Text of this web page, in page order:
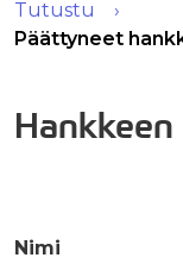
Tutustu
Päättyneet
Nimi